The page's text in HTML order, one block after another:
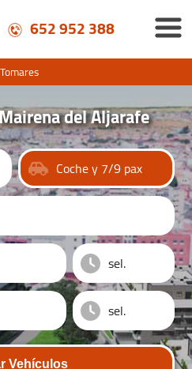
652 952 388
Tomares
del Aljarafe
Coche y 7/9 pax
Vehículos